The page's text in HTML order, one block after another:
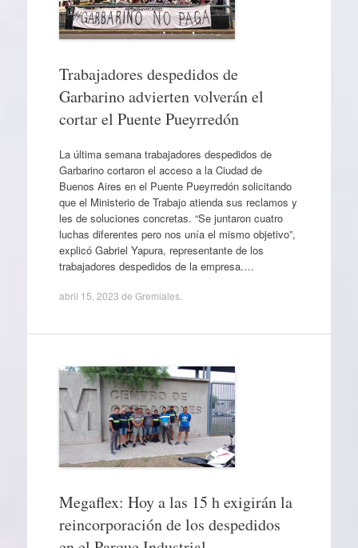
Trabajadores despedidos de
Garbarino advierten volverán el
cortar el Puente Pueyrredón
La última semana trabajadores despedidos de
Garbarino cortaron el acceso a la Ciudad de
Buenos Aires en el Puente Pueyrredón solicitando
que el Ministerio de Trabajo atienda sus reclamos y
les de soluciones concretas. “Se juntaron cuatro
luchas diferentes pero nos unía el mismo objetivo”,
explicó Gabriel Yapura, representante de los
trabajadores despedidos de la empresa.…
abril 15, 2023 de Gremiales.
Megaflex: Hoy a las 15 h exigirán la
reincorporación de los despedidos